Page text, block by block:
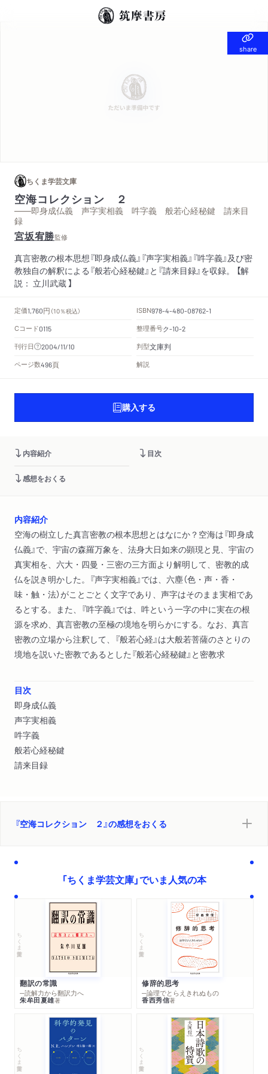
share
share
ちくま学芸文庫
空海コレクション ２
——即身成仏義 声字実相義 吽字義 般若心経秘鍵 請来目
録
宮坂宥勝監修
真言密教の根本思想『即身成仏義』『声字実相義』『吽字義』及び密
教独自の解釈による『般若心経秘鍵』と『請来目録』を収録。 【解
説： 立川武蔵 】
定価1,760円 （10％税込） ISBN978-4-480-08762-1
Cコード0115 整理番号ク-10-2
刊行日 2004/11/10 判型文庫判
ページ数496頁 解説
購入する
内容紹介 目次
感想をおくる
内容紹介
空海の樹立した真言密教の根本思想とはなにか？空海は『即身成
仏義』で、宇宙の森羅万象を、法身大日如来の顕現と見、宇宙の
真実相を、六大・四曼・三密の三方面より解明して、密教的成
仏を説き明かした。『声字実相義』では、六塵（色・声・香・
味・触・法）がことごとく文字であり、声字はそのまま実相であ
るとする。また、『吽字義』では、吽という一字の中に実在の根
源を求め、真言密教の至極の境地を明らかにする。なお、真言
密教の立場から注釈して、『般若心経』は大般若菩薩のさとりの
境地を説いた密教であるとした『般若心経秘鍵』と密教求
目次
即身成仏義
声字実相義
吽字義
般若心経秘鍵
請来目録
『空海コレクション ２』の感想をおくる
「ちくま学芸文庫」でいま人気の本
ちくま学芸文庫
翻訳の常識
─読解力から翻訳力へ
朱牟田夏雄著
ちくま学芸文庫
修辞的思考
─論理でとらえきれぬもの
香西秀信著
ちくま学芸文庫 ちくま学芸文庫